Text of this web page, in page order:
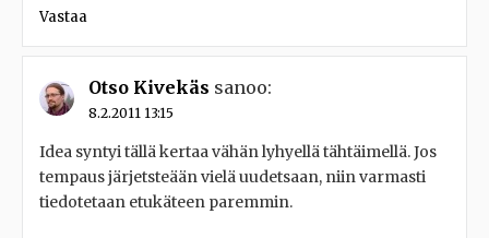
Vastaa
Otso Kivekäs sanoo:
8.2.2011 13:15
Idea syntyi tällä kertaa vähän lyhyellä tähtäimellä. Jos
tempaus järjetsteään vielä uudetsaan, niin varmasti
tiedotetaan etukäteen paremmin.